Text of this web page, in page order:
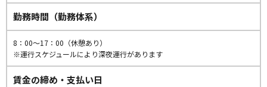
勤務時間（勤務体系）
8：00〜17：00（休憩あり）
※運行スケジュールにより深夜運行があります
賃金の締め・支払い日